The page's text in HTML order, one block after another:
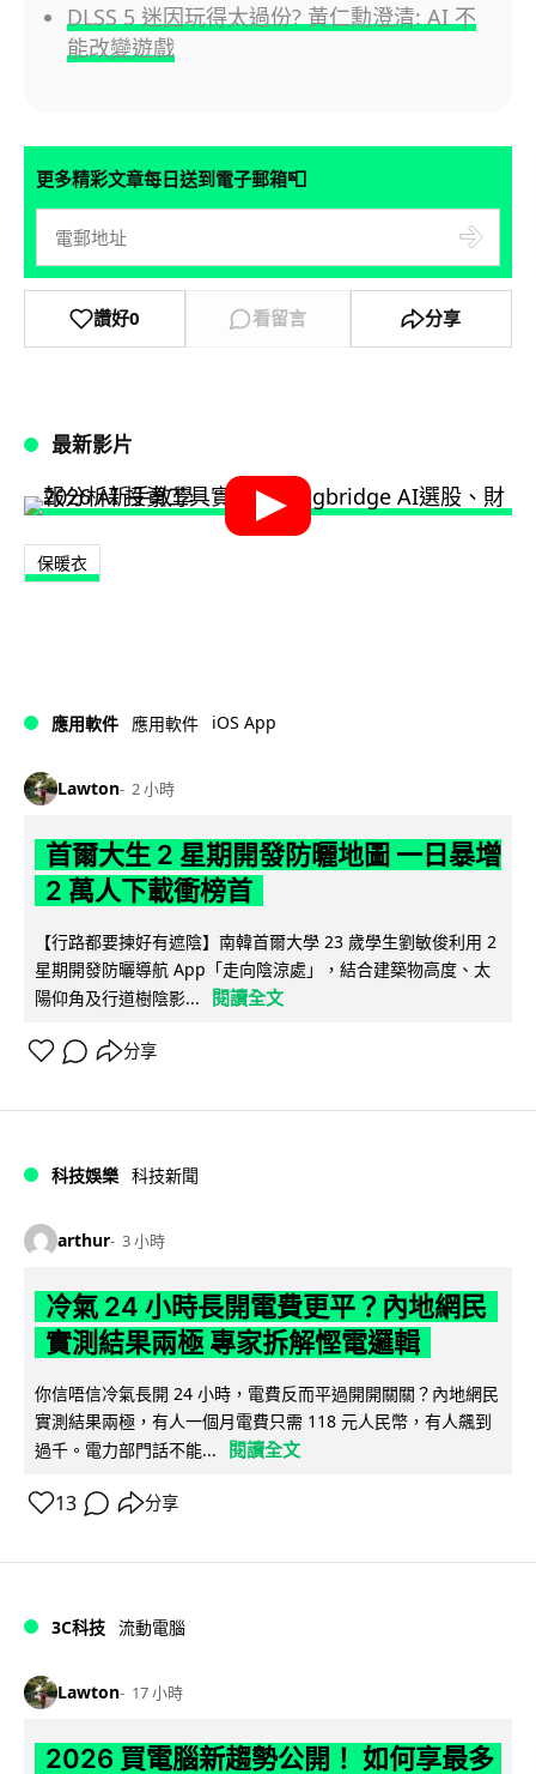
DLSS 5 迷因玩得太過份? 黃仁勳澄清: AI 不
能改變遊戲
更多精彩文章每日送到電子郵箱📮
讚好0 看留言 分享
最新影片
保暖衣
應用軟件 應用軟件 iOS App
Lawton 2 小時
首爾大生 2 星期開發防曬地圖 一日暴增
2 萬人下載衝榜首
【行路都要揀好有遮陰】南韓首爾大學 23 歲學生劉敏俊利用 2
星期開發防曬導航 App「走向陰涼處」，結合建築物高度、太
陽仰角及行道樹陰影...
閱讀全文
分享
科技娛樂 科技新聞
arthur 3 小時
冷氣 24 小時長開電費更平？內地網民
實測結果兩極 專家拆解慳電邏輯
你信唔信冷氣長開 24 小時，電費反而平過開開關關？內地網民
實測結果兩極，有人一個月電費只需 118 元人民幣，有人飆到
過千。電力部門話不能...
閱讀全文
13 分享
3C科技 流動電腦
Lawton 17 小時
2026 買電腦新趨勢公開！ 如何享最多